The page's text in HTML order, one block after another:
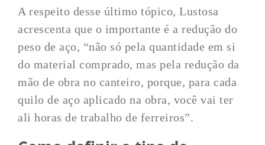
A respeito desse último tópico, Lustosa
acrescenta que o importante é a redução do
peso de aço, “não só pela quantidade em si
do material comprado, mas pela redução da
mão de obra no canteiro, porque, para cada
quilo de aço aplicado na obra, você vai ter
ali horas de trabalho de ferreiros”.